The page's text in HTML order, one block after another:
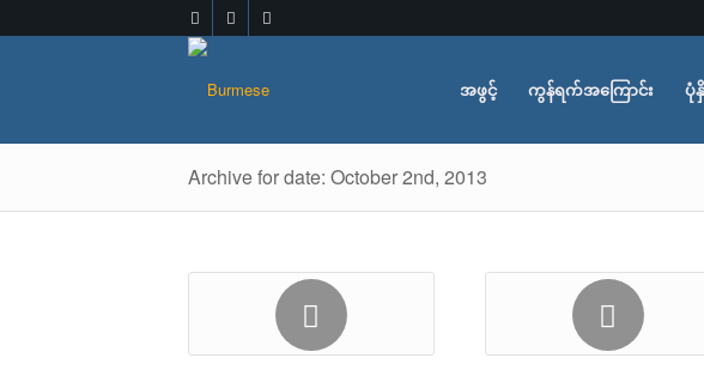
အဖွင့် ကွန်ရက်အကြောင်း ပုံ
Archive for date: October 2nd, 2013